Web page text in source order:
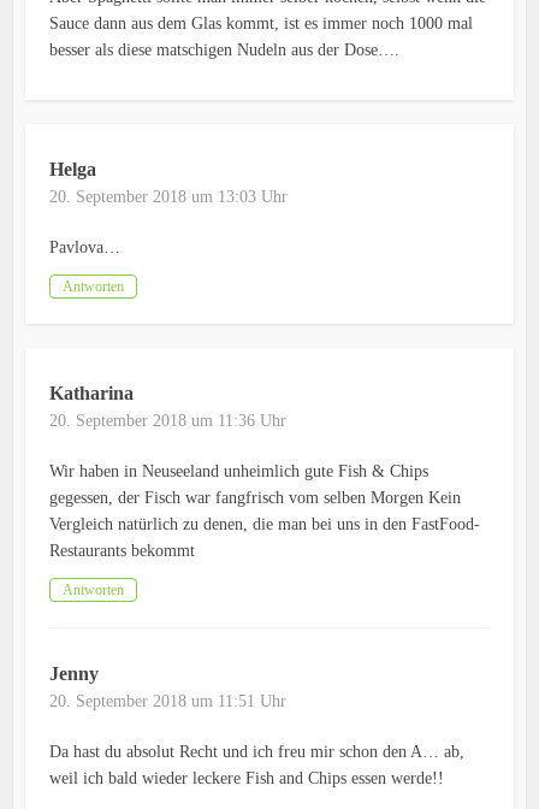
Sauce dann aus dem Glas kommt, ist es immer noch 1000 mal
besser als diese matschigen Nudeln aus der Dose….
Helga
20. September 2018 um 13:03 Uhr
Pavlova…
Antworten
Katharina
20. September 2018 um 11:36 Uhr
Wir haben in Neuseeland unheimlich gute Fish & Chips
gegessen, der Fisch war fangfrisch vom selben Morgen Kein
Vergleich natürlich zu denen, die man bei uns in den FastFood-
Restaurants bekommt
Antworten
Jenny
20. September 2018 um 11:51 Uhr
Da hast du absolut Recht und ich freu mir schon den A… ab,
weil ich bald wieder leckere Fish and Chips essen werde!!